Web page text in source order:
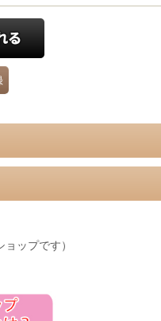
ップです）